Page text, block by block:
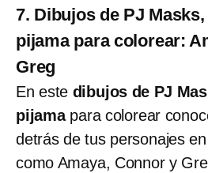
7. Dibujos de PJ
pijama para colorear:
Greg
En este dibujos de PJ
pijama para colorear
detrás de tus personajes
como Amaya, Connor y